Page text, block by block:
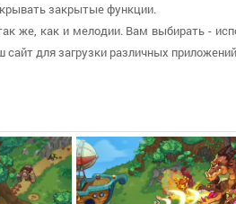
закрытые функции.
же, как и мелодии. Вам выбирать -
для загрузки различных